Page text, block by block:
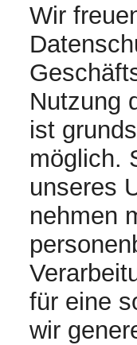
Wir
Nutzung
ist
möglich.
unseres
nehmen
für eine
wir